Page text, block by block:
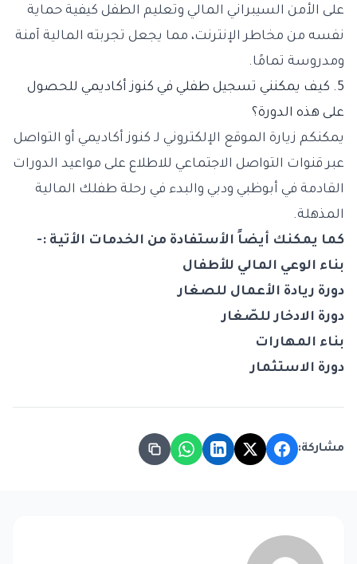
على الأمن السيبراني المالي وتعليم الطفل كيفية حماية
نفسه من مخاطر الإنترنت، مما يجعل تجربته المالية آمنة
ومدروسة تمامًا.
5. كيف يمكنني تسجيل طفلي في كنوز أكاديمي للحصول
على هذه الدورة؟
يمكنكم زيارة الموقع الإلكتروني لـ كنوز أكاديمي أو التواصل
عبر قنوات التواصل الاجتماعي للاطلاع على مواعيد الدورات
القادمة في أبوظبي ودبي والبدء في رحلة طفلك المالية
المذهلة.
كما يمكنك أيضاً الأستفادة من الخدمات الأتية :-
بناء الوعي المالي للأطفال
دورة ريادة الأعمال للصغار
دورة الادخار للصّغار
بناء المهارات
دورة الاستثمار
مشاركة: